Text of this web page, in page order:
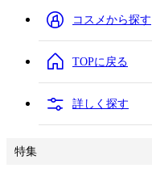
コスメから探す
TOPに戻る
詳しく探す
特集